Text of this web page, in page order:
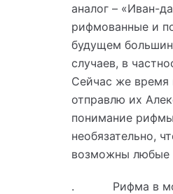
аналог – «Иван-
рифмованные и
будущем
случаев, в
Сейчас же время
отправлю их
понимание
необязательно,
возможны любые
. Рифма в моём